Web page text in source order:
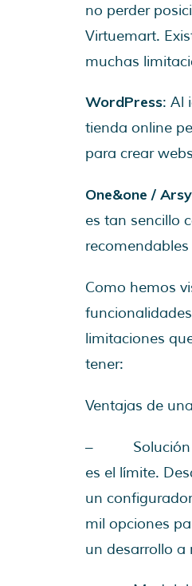
no perder
Virtuemart.
muchas
WordPress: Al
tienda online
para crear
One&one /
es tan sencillo
Como hemos
limitaciones
tener:
Ventajas de
– Solución
es el límite.
un
mil opciones
un desarrollo a